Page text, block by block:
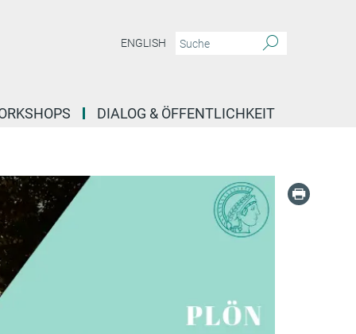
ENGLISH
DIALOG & ÖFFENTLICHKEIT